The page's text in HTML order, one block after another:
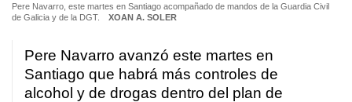
Pere Navarro, este martes en Santiago acompañado de mandos de la Guardia Civil
de Galicia y de la DGT.
XOAN A. SOLER
Pere Navarro avanzó este martes en
Santiago que habrá más controles de
alcohol y de drogas dentro del plan de